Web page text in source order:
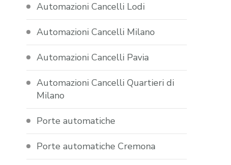
Automazioni Cancelli Lodi
Automazioni Cancelli Milano
Automazioni Cancelli Pavia
Automazioni Cancelli Quartieri di
Milano
Porte automatiche
Porte automatiche Cremona